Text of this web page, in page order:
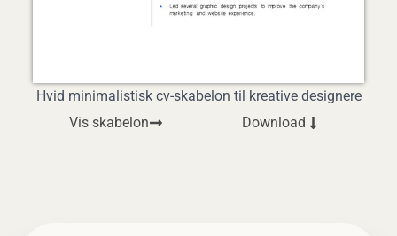
Hvid minimalistisk cv-skabelon til kreative designere
Vis skabelon
Download